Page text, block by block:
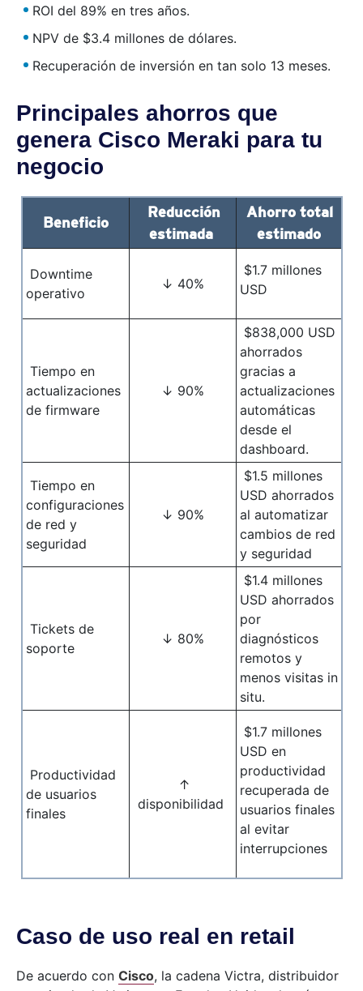
ROI del 89% en tres años.
NPV de $3.4 millones de dólares.
Recuperación de inversión en tan solo 13 meses.
Principales ahorros que
genera Cisco Meraki para tu
negocio
Beneficio
Reducción
estimada
Ahorro total
estimado
Downtime
operativo
↓ 40%
$1.7 millones
USD
Tiempo en
actualizaciones
de firmware
↓ 90%
$838,000 USD
ahorrados
gracias a
actualizaciones
automáticas
desde el
dashboard.
Tiempo en
configuraciones
de red y
seguridad
↓ 90%
$1.5 millones
USD ahorrados
al automatizar
cambios de red
y seguridad
Tickets de
soporte
↓ 80%
$1.4 millones
USD ahorrados
por
diagnósticos
remotos y
menos visitas in
situ.
Productividad
de usuarios
finales
↑
disponibilidad
$1.7 millones
USD en
productividad
recuperada de
usuarios finales
al evitar
interrupciones
Caso de uso real en retail
De acuerdo con Cisco, la cadena Victra, distribuidor